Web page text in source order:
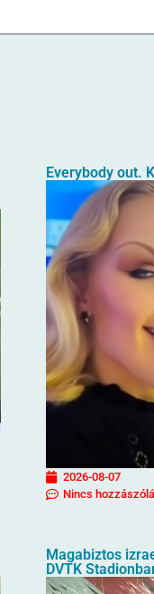
Everybody out.
2026-08-07
Nincs
Magabiztos
DVTK